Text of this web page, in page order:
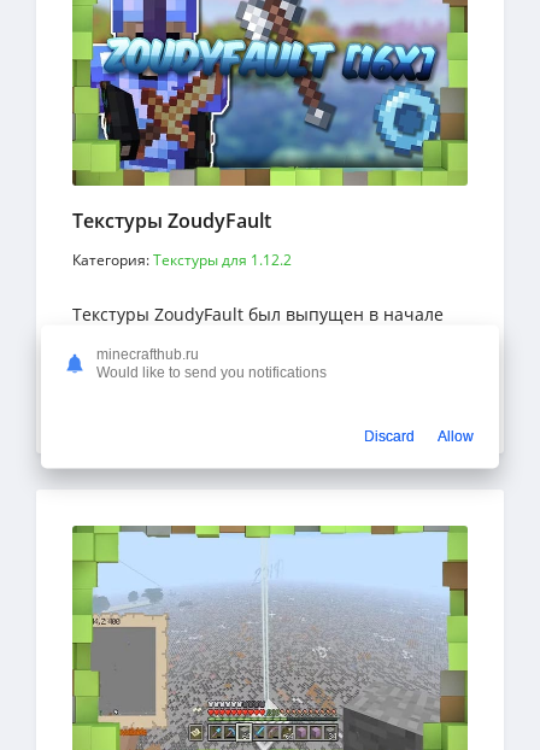
Текстуры ZoudyFault
Категория:Текстуры для 1.12.2
Текстуры ZoudyFault был выпущен в начале
который не пытается привнести что-то
minecrafthub.ru
Would like to send you notifications
Discard Allow